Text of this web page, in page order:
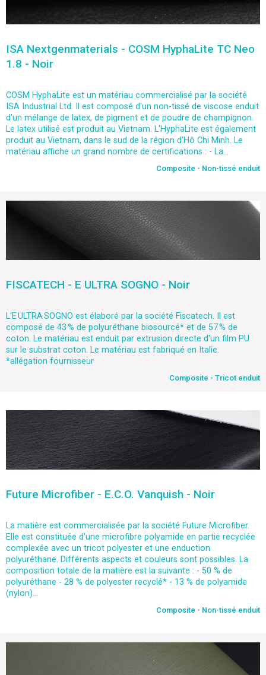
ISA Nextgenmaterials - COSM HyphaLite TC Neo
1.8 - Noir
COSM HyphaLite est un matériau commercialisé par la société
ISA Industrial Ltd. Il est composé d'un non-tissé de viscose enduit
d'un mélange de latex, de pigment et de poudre de champignon.
Le latex utilisé est produit au Vietnam. L'HyphaLite est également
produit au Vietnam, dans le sud de la région d'Hô Chi Minh. Le
matériau affiche un grand nombre de certifications : - La...
Composite - Non-tissé enduit
FISCATECH - E ULTRA SOGNO - Noir
L'E ULTRA SOGNO est élaboré par la société Fiscatech. Il est
composé de 43 % de polyuréthane biosourcé* et de 57 % de
coton. Le matériau est enduit par extrusion directe d'un film PU
sur le substrat coton. Le matériau est fabriqué en Italie.
*allégation fournisseur
Composite - Tricot enduit
Future Microfiber - E.C.O. Vanquish - Noir
La matière est commercialisée par la société Future Microfiber.
Elle est constituée d'une microfibre polyamide en partie recyclée
complexée avec un tricot polyester et une enduction
polyuréthane. Différents aspects et couleurs sont possibles. La
composition totale de la matière est la suivante : - 50 % de
polyuréthane - 28 % de polyester recyclé* - 13 % de polyamide
(nylon)...
Composite - Non-tissé enduit